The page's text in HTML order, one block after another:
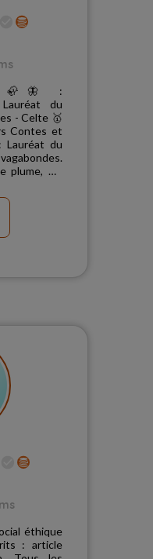
🅆🦣🦋 :
- Celte 🥇
Contes et
Lauréat du
plume, ma
éthique
: article